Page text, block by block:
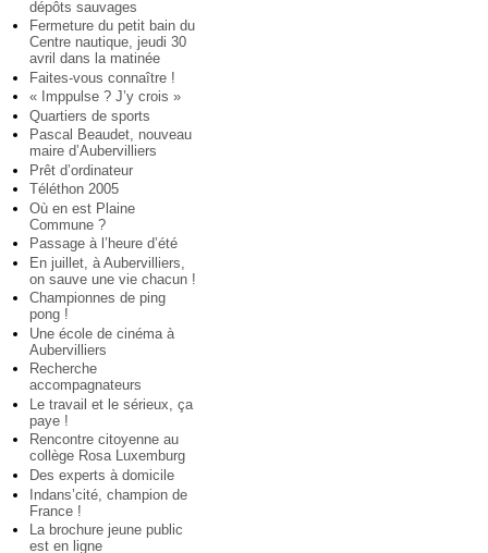
dépôts sauvages
Fermeture du petit bain du
Centre nautique, jeudi 30
avril dans la matinée
Faites-vous connaître !
« Imppulse ? J’y crois »
Quartiers de sports
Pascal Beaudet, nouveau
maire d’Aubervilliers
Prêt d’ordinateur
Téléthon 2005
Où en est Plaine
Commune ?
Passage à l’heure d’été
En juillet, à Aubervilliers,
on sauve une vie chacun !
Championnes de ping
pong !
Une école de cinéma à
Aubervilliers
Recherche
accompagnateurs
Le travail et le sérieux, ça
paye !
Rencontre citoyenne au
collège Rosa Luxemburg
Des experts à domicile
Indans’cité, champion de
France !
La brochure jeune public
est en ligne